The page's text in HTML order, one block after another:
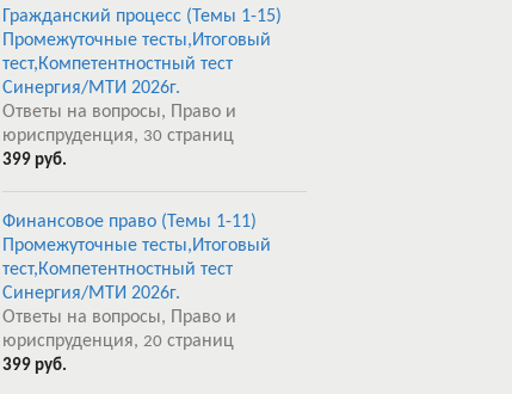
Гражданский процесс (Темы 1-15)
Промежуточные тесты,Итоговый
тест,Компетентностный тест
Синергия/МТИ 2026г.
Ответы на вопросы, Право и
юриспруденция, 30 страниц
399 руб.
Финансовое право (Темы 1-11)
Промежуточные тесты,Итоговый
тест,Компетентностный тест
Синергия/МТИ 2026г.
Ответы на вопросы, Право и
юриспруденция, 20 страниц
399 руб.